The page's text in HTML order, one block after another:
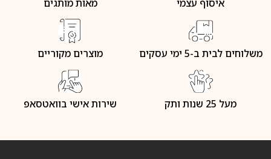
איסוף עצמי מאות מותגים
משלוחים לבית ב-5 ימי עסקים מוצרים מקוריים
מעל 25 שנות ותק שירות אישי בוואטסאפ